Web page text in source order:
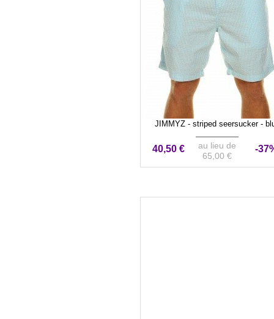
JIMMYZ - striped seersucker -
40,50 €
au lieu de
65,00 €
-